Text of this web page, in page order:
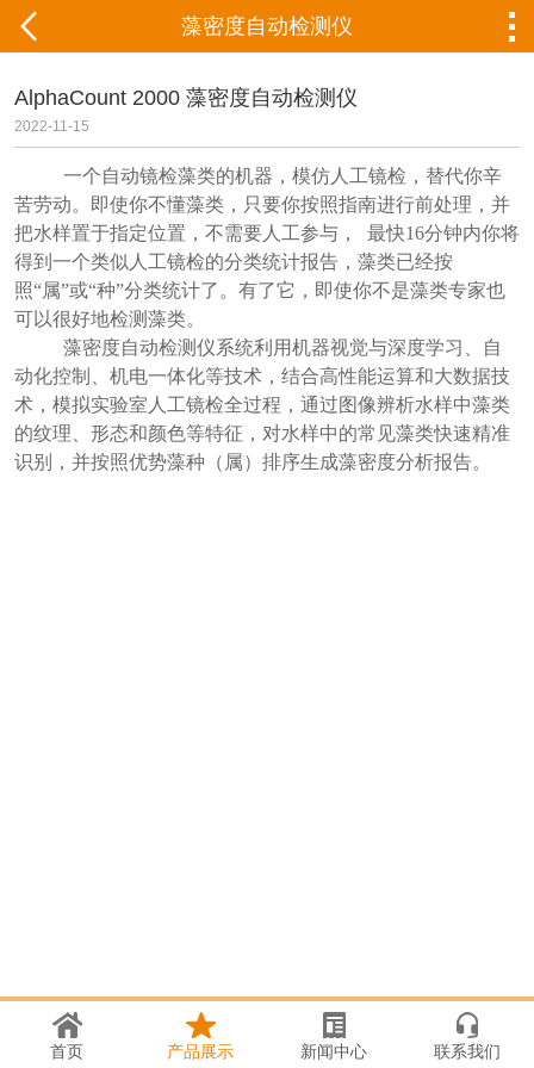
藻密度自动检测仪
AlphaCount 2000 藻密度自动检测仪
2022-11-15
一个自动镜检藻类的机器，模仿人工镜检，替代你辛
苦劳动。即使你不懂藻类，只要你按照指南进行前处理，并
把水样置于指定位置，不需要人工参与，
最快16分钟内你将
得到一个类似人工镜检的分类统计报告，藻类已经按
照“属”或“种”分类统计了。有了它，即使你不是藻类专家也
可以很好地检测藻类。
藻密度自动检测仪系统利用机器视觉与深度学习、自
动化控制、机电一体化等技术，结合高性能运算和大数据技
术，模拟实验室人工镜检全过程，通过图像辨析水样中藻类
的纹理、形态和颜色等特征，对水样中的常见藻类快速精准
识别，并按照优势藻种（属）排序生成藻密度分析报告。
首页 产品展示 新闻中心 联系我们